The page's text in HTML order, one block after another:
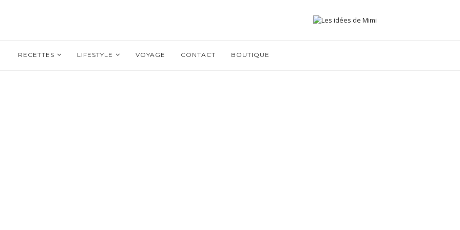
RECETTES LIFESTYLE VOYAGE CONTACT BOUTIQUE